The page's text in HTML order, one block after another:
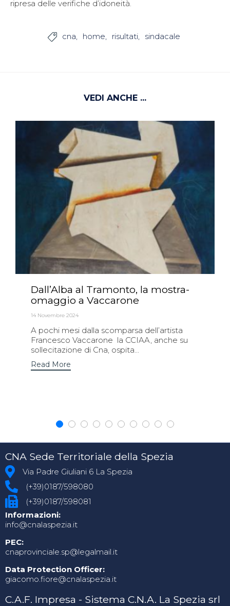
ripresa delle verifiche d’idoneità.
 cna home risultati sindacale
VEDI ANCHE ...
Dall’Alba al Tramonto, la mostra-
omaggio a Vaccarone
14 Novembre 2024
A pochi mesi dalla scomparsa dell’artista
Francesco Vaccarone la CCIAA, anche su
sollecitazione di Cna, ospita...
Read More
CNA Sede Territoriale della Spezia
Via Padre Giuliani 6 La Spezia
(+39)0187/598080
(+39)0187/598081
Informazioni:
info@cnalaspezia.it
PEC:
cnaprovinciale.sp@legalmail.it
Data Protection Officer:
giacomo.fiore@cnalaspezia.it
C.A.F. Impresa - Sistema C.N.A. La Spezia srl